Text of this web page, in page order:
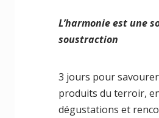
L’harmonie est une
soustraction
3 jours pour
produits du terroir,
dégustations et